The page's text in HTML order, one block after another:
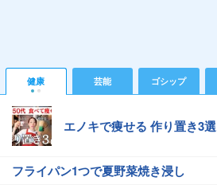
健康 芸能 ゴシップ
エノキで痩せる 作り置き3選
フライパン1つで夏野菜焼き浸し